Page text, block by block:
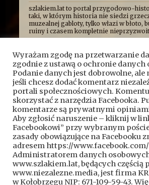
szlakiem.lat to portal przygodowo-
taki, w którym historia nie siedzi
muzealnej gabloty, tylko włazi w błoto,
ruiny i czasem kompletnie
człowiek ma przy tym frajdę.
kroniką przygód, wypraw i
jakimi mierzy się Fundacja
też przygody naszych przyjaciół. Bywa
się w bagnach, kopiemy z
przez bunkry i tunele, błądzimy po
próbujemy ustalić, kto wpadł na
czegoś dokładnie pośrodku mokradeł.
A wszystko po to, żeby pokazać, że
nudnym rozdziałem z podręcznika. To
Czasem brudna, czasem szalona,
wzruszająca, a czasem poważna.
Kontakt do nas: kontakt@szlakiem.lat
Znajdziesz nas także: Facebook
Wyrażam zgodę na przetwarzanie
zgodnie z ustawą o ochronie danych
Podanie danych jest dobrowolne, ale
jeśli chcesz dodać komentarz
portali społecznościowych.
skorzystać z narzędzia Facebooka.
komentarze są prywatnymi
Aby zgłosić naruszenie – kliknij w
Facebookowi” przy wybranym
zasady obowiązujące na Facebooku
adresem https://
Administratorem danych
www.szlakiem.lat, będących częścią
www.niezalezne.media, jest firma
w Kołobrzegu NIP: 671-109-59-43.